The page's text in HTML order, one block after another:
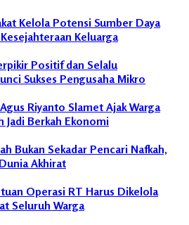
Kelola Potensi Sumber Daya
Keluarga
Positif dan Selalu
Sukses Pengusaha Mikro
Riyanto Slamet Ajak Warga
Jadi Berkah Ekonomi
Bukan Sekadar Pencari Nafkah,
Akhirat
Operasi RT Harus Dikelola
Seluruh Warga